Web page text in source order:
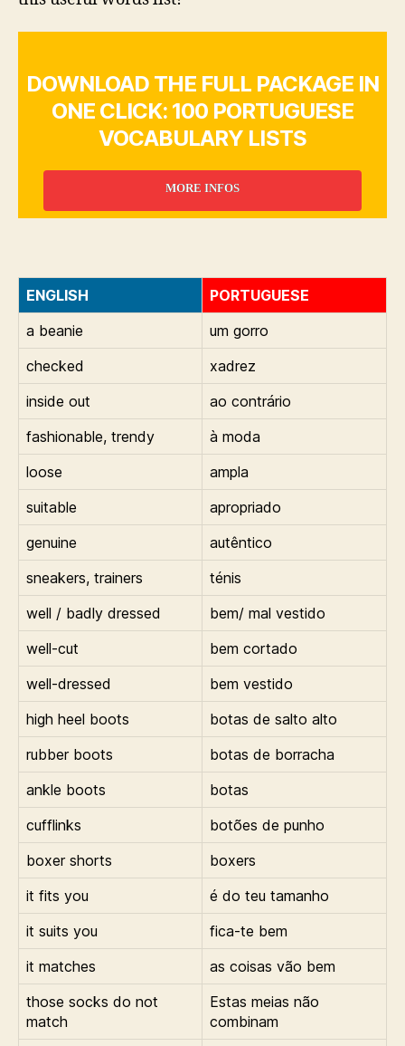
DOWNLOAD THE FULL PACKAGE IN
ONE CLICK: 100 PORTUGUESE
VOCABULARY LISTS
MORE INFOS
ENGLISH
PORTUGUESE
a beanie
um gorro
checked
xadrez
inside out
ao contrário
fashionable, trendy
à moda
loose
ampla
suitable
apropriado
genuine
autêntico
sneakers, trainers
ténis
well / badly dressed
bem/ mal vestido
well-cut
bem cortado
well-dressed
bem vestido
high heel boots
botas de salto alto
rubber boots
botas de borracha
ankle boots
botas
cufflinks
botões de punho
boxer shorts
boxers
it fits you
é do teu tamanho
it suits you
fica-te bem
it matches
as coisas vão bem
those socks do not
match
Estas meias não
combinam